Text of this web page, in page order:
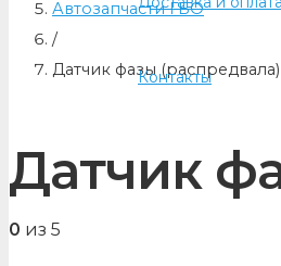
Контакты
Автозапчасти ГБО
/
Датчик фазы
Датчик
0 из 5